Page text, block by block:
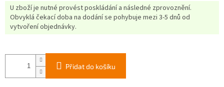
U zboží je nutné provést poskládání a následné zprovoznění.
Obvyklá čekací doba na dodání se pohybuje mezi 3-5 dnů od
vytvoření objednávky.
Přidat do košíku